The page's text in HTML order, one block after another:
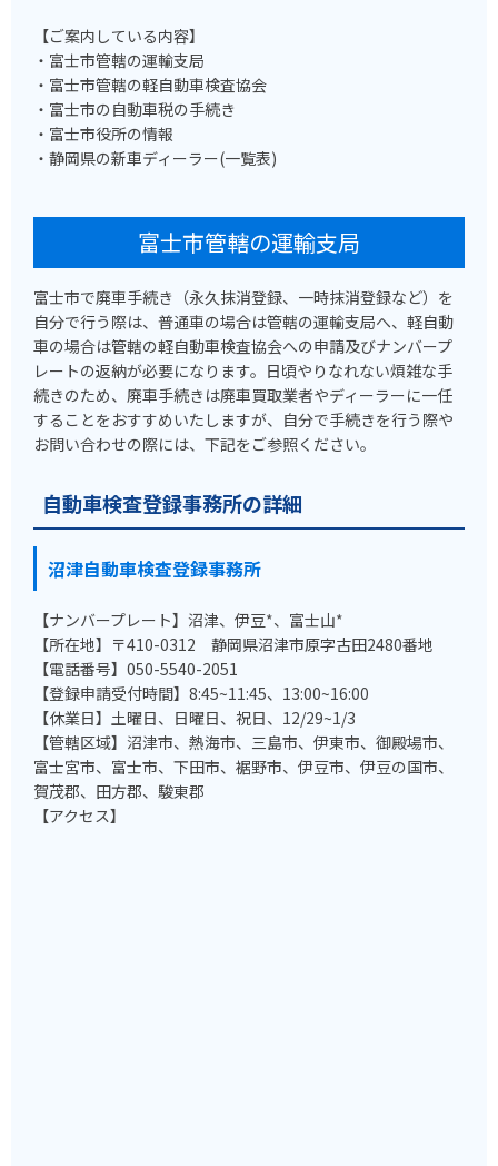
【ご案内している内容】
・富士市管轄の運輸支局
・富士市管轄の軽自動車検査協会
・富士市の自動車税の手続き
・富士市役所の情報
・静岡県の新車ディーラー(一覧表)
富士市管轄の運輸支局
富士市で廃車手続き（永久抹消登録、一時抹消登録など）を
自分で行う際は、普通車の場合は管轄の運輸支局へ、軽自動
車の場合は管轄の軽自動車検査協会への申請及びナンバープ
レートの返納が必要になります。日頃やりなれない煩雑な手
続きのため、廃車手続きは廃車買取業者やディーラーに一任
することをおすすめいたしますが、自分で手続きを行う際や
お問い合わせの際には、下記をご参照ください。
自動車検査登録事務所の詳細
沼津自動車検査登録事務所
【ナンバープレート】沼津、伊豆*、富士山*
【所在地】〒410-0312 静岡県沼津市原字古田2480番地
【電話番号】050-5540-2051
【登録申請受付時間】8:45~11:45、13:00~16:00
【休業日】土曜日、日曜日、祝日、12/29~1/3
【管轄区域】沼津市、熱海市、三島市、伊東市、御殿場市、
富士宮市、富士市、下田市、裾野市、伊豆市、伊豆の国市、
賀茂郡、田方郡、駿東郡
【アクセス】